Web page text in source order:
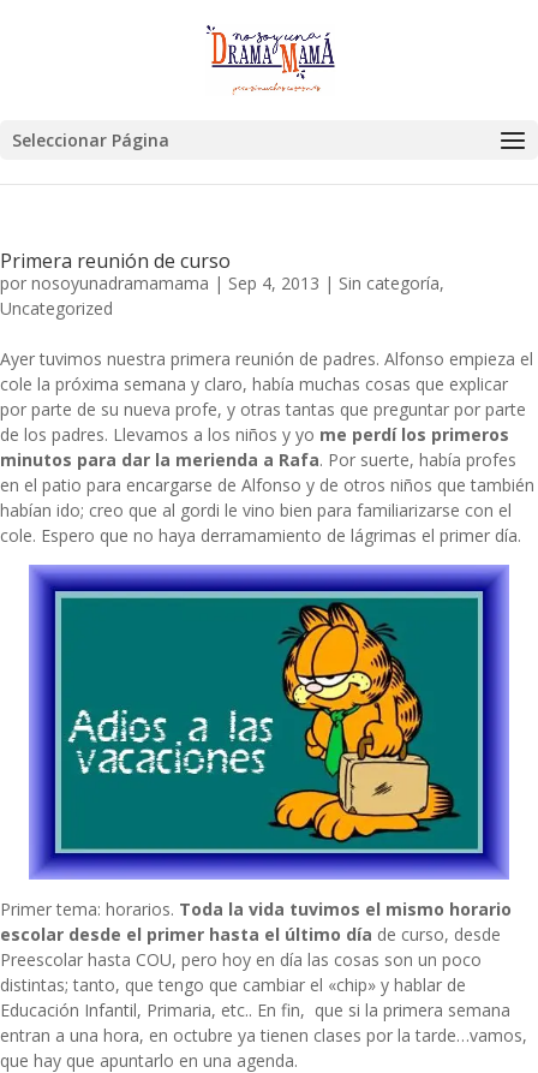
Seleccionar Página
Primera reunión de curso
por nosoyunadramamama | Sep 4, 2013 | Sin categoría,
Uncategorized
Ayer tuvimos nuestra primera reunión de padres. Alfonso empieza el
cole la próxima semana y claro, había muchas cosas que explicar
por parte de su nueva profe, y otras tantas que preguntar por parte
de los padres. Llevamos a los niños y yo me perdí los primeros
minutos para dar la merienda a Rafa. Por suerte, había profes
en el patio para encargarse de Alfonso y de otros niños que también
habían ido; creo que al gordi le vino bien para familiarizarse con el
cole. Espero que no haya derramamiento de lágrimas el primer día.
Primer tema: horarios. Toda la vida tuvimos el mismo horario
escolar desde el primer hasta el último día de curso, desde
Preescolar hasta COU, pero hoy en día las cosas son un poco
distintas; tanto, que tengo que cambiar el «chip» y hablar de
Educación Infantil, Primaria, etc.. En fin, que si la primera semana
entran a una hora, en octubre ya tienen clases por la tarde…vamos,
que hay que apuntarlo en una agenda.